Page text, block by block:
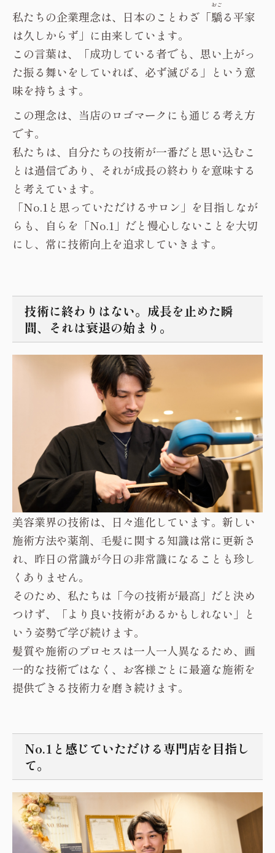
私たちの企業理念は、日本のことわざ「驕
おご
る平家
は久しからず」に由来しています。
この言葉は、「成功している者でも、思い上がっ
た振る舞いをしていれば、必ず滅びる」という意
味を持ちます。
この理念は、当店のロゴマークにも通じる考え方
です。
私たちは、自分たちの技術が一番だと思い込むこ
とは過信であり、それが成長の終わりを意味する
と考えています。
「No.1と思っていただけるサロン」を目指しなが
らも、自らを「No.1」だと慢心しないことを大切
にし、常に技術向上を追求していきます。
技術に終わりはない。成長を止めた瞬
間、それは衰退の始まり。
美容業界の技術は、日々進化しています。新しい
施術方法や薬剤、毛髪に関する知識は常に更新さ
れ、昨日の常識が今日の非常識になることも珍し
くありません。
そのため、私たちは「今の技術が最高」だと決め
つけず、「より良い技術があるかもしれない」と
いう姿勢で学び続けます。
髪質や施術のプロセスは一人一人異なるため、画
一的な技術ではなく、お客様ごとに最適な施術を
提供できる技術力を磨き続けます。
No.1と感じていただける専門店を目指し
て。